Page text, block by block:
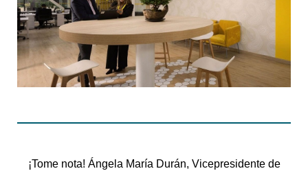
¡Tome nota! Ángela María Durán, Vicepresidente de